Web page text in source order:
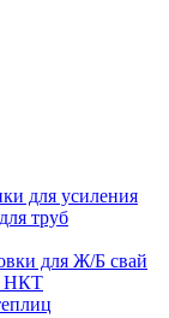
для усиления
труб
для Ж/Б свай
НКТ